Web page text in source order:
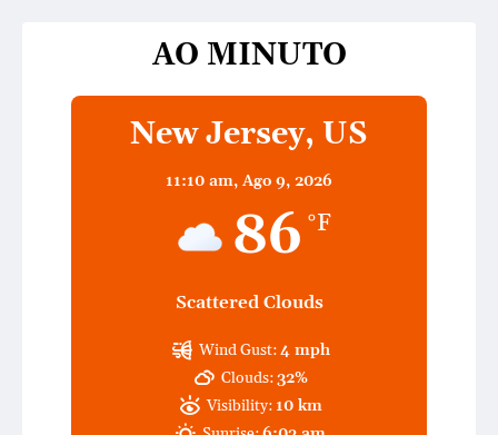
AO MINUTO
New Jersey, US
11:10 am, Ago 9, 2026
86 °F
Scattered Clouds
Wind Gust:4 mph
Clouds:32%
Visibility: 10 km